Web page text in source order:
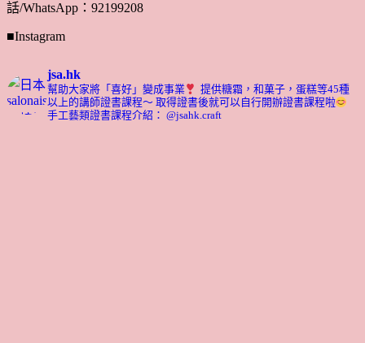
話/WhatsApp：92199208
■Instagram
jsa.hk
幫助大家將「喜好」變成事業
提供糖霜，和菓子，蛋糕等45種
以上的講師證書課程～ 取得證書後就可以自行開辦證書課程啦
手工藝類證書課程介紹： @jsahk.craft